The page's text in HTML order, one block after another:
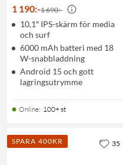
1 190:-1 690:-
10,1″ IPS-skärm för media
och surf
6000 mAh batteri med 18
W-snabbladdning
Android 15 och gott
lagringsutrymme
Online: 100+ st
SPARA 400KR 35